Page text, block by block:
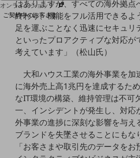
オンラインショップ
ご契約中のお客さま
サービス別サポート情報
ご契約中サービスの一元管理
Web明細(ビリングステーション)
はありますが、すべての海外拠
終わり、機能をフル活用できるよ
足を運ぶことなく迅速にセキュリ
といったプロアクティブな対応が
考えています」（松山氏）
大和ハウス工業の海外事業を加
に海外売上高1兆円を達成するた
なIT環境の構築、維持管理は不可
一、インシデントが発生し、対応
外事業の進捗に深刻な影響を与え
ブランドを失墜させることにもな
「お客さまや取引先のデータを